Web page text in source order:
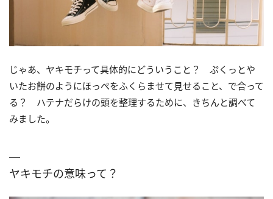
じゃあ、ヤキモチって具体的にどういうこと？ ぷくっとや
いたお餅のようにほっぺをふくらませて見せること、で合って
る？ ハテナだらけの頭を整理するために、きちんと調べて
みました。
ヤキモチの意味って？